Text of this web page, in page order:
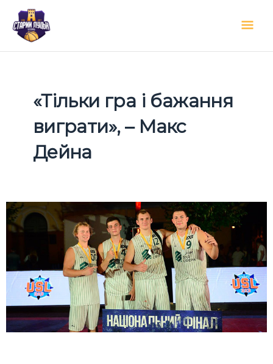
вмісту
«Тільки гра і бажання
виграти», – Макс
Дейна